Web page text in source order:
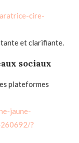
cire-
et clarifiante.
sociaux
plateformes
jaune-
?